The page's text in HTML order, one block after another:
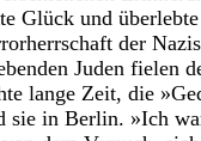
Glück und
der
Juden fielen
lange Zeit, die
sie in Berlin. »Ich